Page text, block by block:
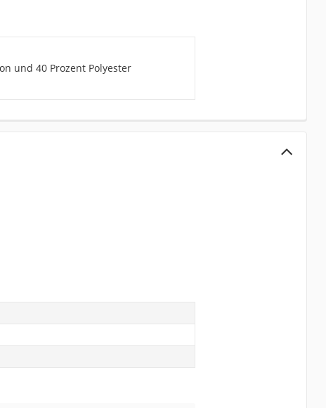
und 40 Prozent Polyester